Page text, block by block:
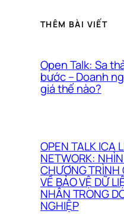
THÊM BÀI VIẾT
Open Talk: Sa
bước – Doanh
giá thế nào?
OPEN TALK ICA
NETWORK:
CHƯƠNG TRÌNH
VỀ BẢO VỆ DỮ
NHÂN TRONG
NGHIỆP